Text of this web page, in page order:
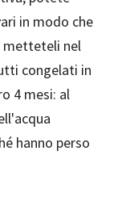
in modo che
metteteli nel
congelati in
4 mesi: al
hanno perso